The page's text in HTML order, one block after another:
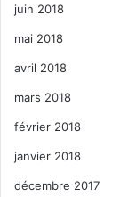
juin 2018
mai 2018
avril 2018
mars 2018
février 2018
janvier 2018
décembre 2017